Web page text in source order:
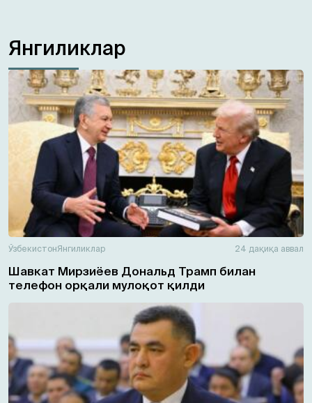
Янгиликлар
ЎзбекистонЯнгиликлар 24 дақиқа аввал
Шавкат Мирзиёев Дональд Трамп билан
телефон орқали мулоқот қилди